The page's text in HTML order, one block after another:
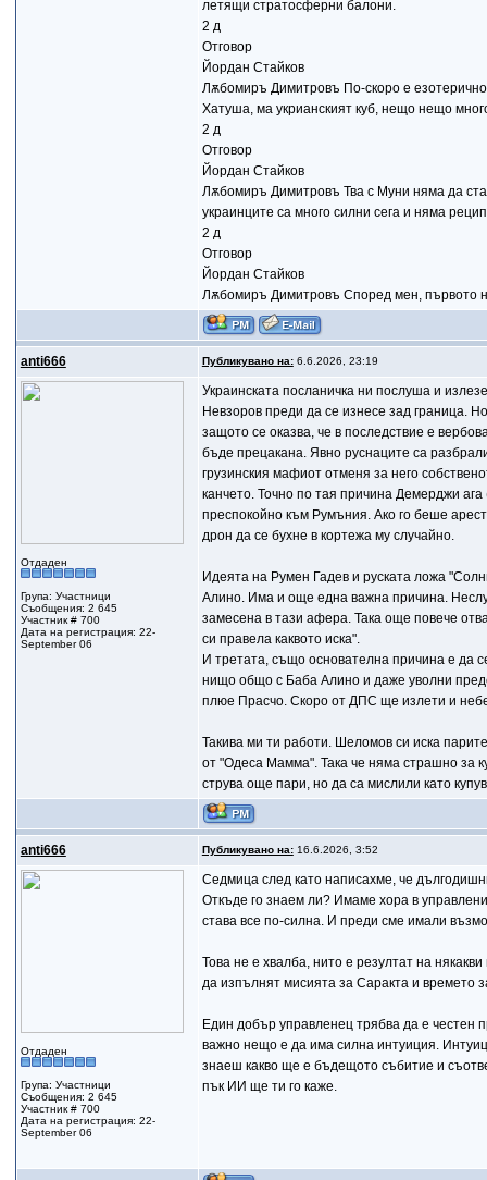
летящи стратосферни балони.
2 д
Отговор
Йордан Стайков
Лѫбомиръ Димитровъ По-скоро е
Хатуша, ма укрианският куб, нещо нещо
2 д
Отговор
Йордан Стайков
Лѫбомиръ Димитровъ Тва с Муни няма да
украинците са много силни сега и няма
2 д
Отговор
Йордан Стайков
Лѫбомиръ Димитровъ Според мен, първото
anti666 Публикувано на:6.6.2026, 23:19
Отдаден
Група: Участници
Съобщения: 2 645
Участник # 700
Дата на регистрация: 22-
September 06
Украинската посланичка ни послуша и
Невзоров преди да се изнесе зад граница.
защото се оказва, че в последствие e
бъде прецакана. Явно руснаците са
грузинския мафиот отменя за него
канчето. Точно по тая причина Демерджи
преспокойно към Румъния. Ако го беше
дрон да се бухне в кортежа му случайно.
Идеята на Румен Гадев и руската ложа
Алино. Има и още една важна причина.
замесена в тази афера. Така още повече
си правела каквото иска".
И третата, също основателна причина е да
нищо общо с Баба Алино и даже уволни
плюе Прасчо. Скоро от ДПС ще излети и
Такива ми ти работи. Шеломов си иска
от "Одеса Мамма". Така че няма страшно за
струва още пари, но да са мислили като
anti666 Публикувано на:16.6.2026, 3:52
Отдаден
Група: Участници
Съобщения: 2 645
Участник # 700
Дата на регистрация: 22-
September 06
Седмица след като написахме, че
Откъде го знаем ли? Имаме хора в
става все по-силна. И преди сме имали
Това не е хвалба, нито е резултат на
да изпълнят мисията за Саракта и времето
Един добър управленец трябва да е честен
важно нещо е да има силна интуиция.
знаеш какво ще е бъдещото събитие и
пък ИИ ще ти го каже.